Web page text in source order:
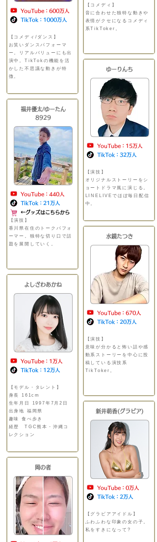
YouTube：600万人
TikTok：1000万人
​
【コメディ/ダンス】
​お笑いダンスパフォーマ
ー。リアルバリューにも出
演中。 TikTokの機能を活
かした不思議な動きが特
徴。
福井優太/ゆーたん
8929
YouTube：440人
TikTok：21万人
←グッズはこちらから
​
【演技】
​香川県在住のトークパフォ
ーマー。独特な切り口で話
題を展開していく。
​よしざわあかね
YouTube：1万人
TikTok：12万人
​
【モデル・タレント】
身長 161cm
生年月日 1997年7月2日
出身地 福岡県
趣味 食べ歩き
​経歴 TGC熊本・沖縄コ
レクション
岡の者
​
【コメディ】
​音に合わせた独特な動きや
表情がクセになるコメディ
系TikToker。
ゆーりんち
YouTube：15万人
TikTok：32万人
​
【演技】
​オリジナルストーリーをシ
ョートドラマ風に演じる。
LINELIVEでほぼ毎日配信
中。
水鏡たつき
YouTube：670人
TikTok：20万人
​
【演技】
​意味が分かると怖い話や感
動系ストーリーを中心に投
稿している演技系
TikToker。
新井萌香(グラビア)
YouTube：0万人
TikTok：2万人
​
【グラビアアイドル】
​ふわふわな印象の女の子。
私をすきになって?